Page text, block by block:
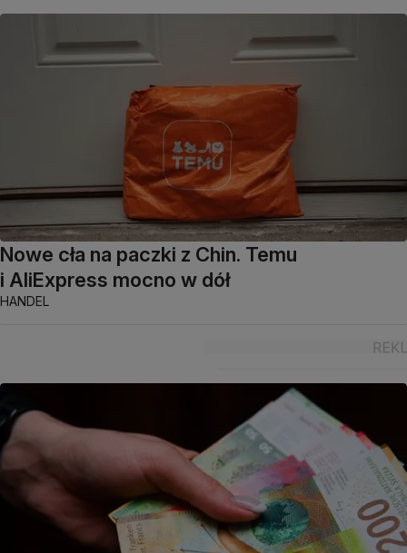
Nowe cła na paczki z Chin. Temu
i AliExpress mocno w dół
HANDEL